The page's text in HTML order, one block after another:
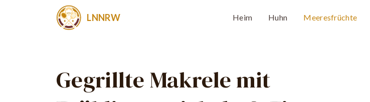
LNNRW Heim Huhn Meeresfrüchte
Gegrillte Makrele mit